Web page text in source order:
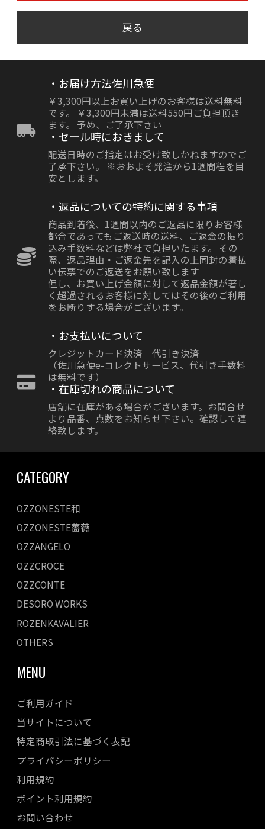
戻る
・お届け方法佐川急便
￥3,300円以上お買い上げのお客様は送料無料
です。 ￥3,300円未満は送料550円ご負担頂き
ます。 予め、ご了承下さい
・セール時におきまして
配送日時のご指定はお受け致しかねますのでご
了承下さい。 ※おおよそ発注から1週間程を目
安とします。
・返品についての特約に関する事項
商品到着後、1週間以内のご返品に限りお客様
都合であってもご返送時の送料、ご返金の振り
込み手数料などは弊社で負担いたます。 その
際、返品理由・ご返金先を記入の上同封の着払
い伝票でのご返送をお願い致します
但し、お買い上げ金額に対して返品金額が著し
く超過されるお客様に対してはその後のご利用
をお断りする場合がございます。
・お支払いについて
クレジットカード決済 代引き決済
（佐川急便e-コレクトサービス、代引き手数料
は無料です）
・在庫切れの商品について
店舗に在庫がある場合がございます。お問合せ
より品番、点数をお知らせ下さい。確認して連
絡致します。
CATEGORY
OZZONESTE和
OZZONESTE薔薇
OZZANGELO
OZZCROCE
OZZCONTE
DESORO WORKS
ROZENKAVALIER
OTHERS
MENU
ご利用ガイド
当サイトについて
特定商取引法に基づく表記
プライバシーポリシー
利用規約
ポイント利用規約
お問い合わせ